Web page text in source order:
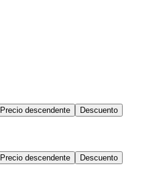
Precio descendente Descuento
Precio descendente Descuento